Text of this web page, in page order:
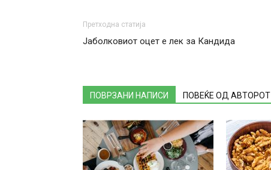
Претходна статија
Јаболковиот оцет е лек за Кандида
ПОВРЗАНИ НАПИСИ ПОВЕЌЕ ОД АВТОРОТ